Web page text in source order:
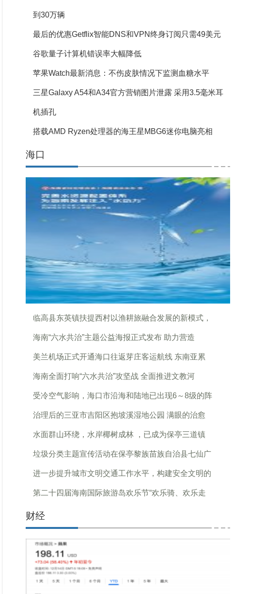
到30万辆
最后的优惠Getflix智能DNS和VPN终身订阅只需49美元
谷歌量子计算机错误率大幅降低
苹果Watch最新消息：不伤皮肤情况下监测血糖水平
三星Galaxy A54和A34官方营销图片泄露 采用3.5毫米耳
机插孔
搭载AMD Ryzen处理器的海王星MBG6迷你电脑亮相
海口
临高县东英镇扶提西村以渔耕旅融合发展的新模式，
海南“六水共治”主题公益海报正式发布 助力营造
美兰机场正式开通海口往返芽庄客运航线 东南亚累
海南全面打响“六水共治”攻坚战 全面推进文教河
受冷空气影响，海口市沿海和陆地已出现6～8级的阵
治理后的三亚市吉阳区抱坡溪湿地公园 满眼的治愈
水面群山环绕，水岸椰树成林 ，已成为保亭三道镇
垃圾分类主题宣传活动在保亭黎族苗族自治县七仙广
进一步提升城市文明交通工作水平，构建安全文明的
第二十四届海南国际旅游岛欢乐节“欢乐骑、欢乐走
财经